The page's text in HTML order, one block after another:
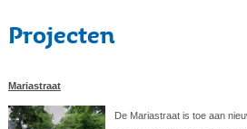
Projecten
Mariastraat
De Mariastraat is toe aan